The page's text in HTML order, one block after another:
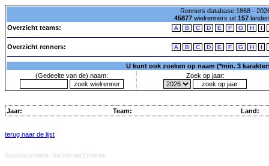
Renners database 1868 -
45877wielrenners uit 157
Overzicht teams:
A B C D E F G H I
Overzicht renners: A B C D E F G H I
U kunt ook zoeken op naam (*min. 3
(Gedeelte van de) naam:
Zoek op jaar:
Jaar: Team: Land:
terug naar de lijst
Database techniek: Sini Internet Projecten